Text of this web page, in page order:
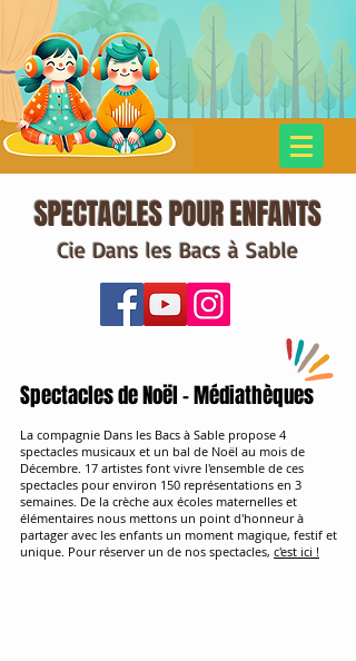
SPECTACLES POUR ENFANTS
Cie Dans les Bacs à Sable
Spectacles de Noël - Médiathèques
La compagnie Dans les Bacs à Sable propose 4
spectacles musicaux et un bal de Noël au mois de
Décembre. 17 artistes font vivre l'ensemble de ces
spectacles pour environ 150 représentations en 3
semaines. De la crèche aux écoles maternelles et
élémentaires nous mettons un point d'honneur à
partager avec les enfants un moment magique, festif et
unique. Pour réserver un de nos spectacles, c'est ici !